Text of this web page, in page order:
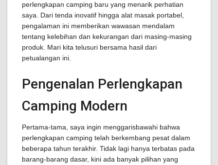
perlengkapan camping baru yang menarik perhatian
saya. Dari tenda inovatif hingga alat masak portabel,
pengalaman ini memberikan wawasan mendalam
tentang kelebihan dan kekurangan dari masing-masing
produk. Mari kita telusuri bersama hasil dari
petualangan ini.
Pengenalan Perlengkapan
Camping Modern
Pertama-tama, saya ingin menggarisbawahi bahwa
perlengkapan camping telah berkembang pesat dalam
beberapa tahun terakhir. Tidak lagi hanya terbatas pada
barang-barang dasar, kini ada banyak pilihan yang